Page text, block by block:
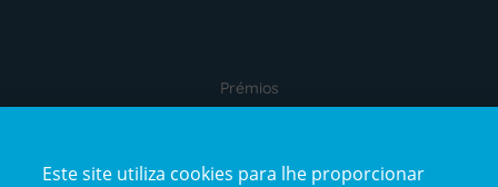
Prémios
Este site utiliza cookies para lhe proporcionar